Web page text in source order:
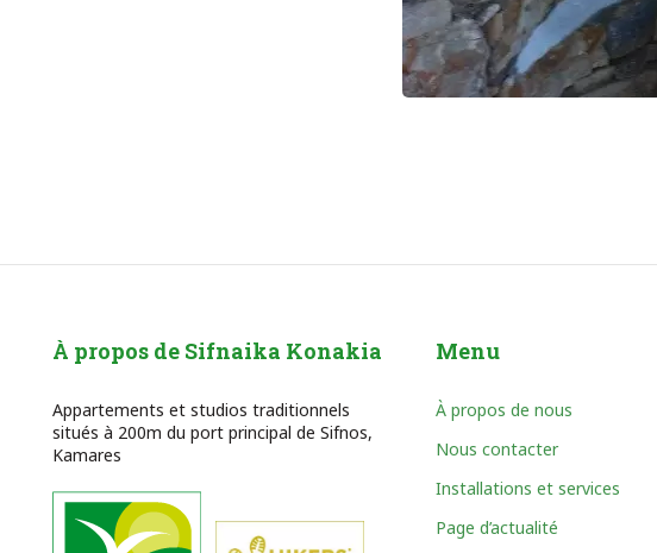
À propos de Sifnaika Konakia
Appartements et studios traditionnels
situés à 200m du port principal de Sifnos,
Kamares
Menu
À propos de nous
Nous contacter
Installations et services
Page d’actualité